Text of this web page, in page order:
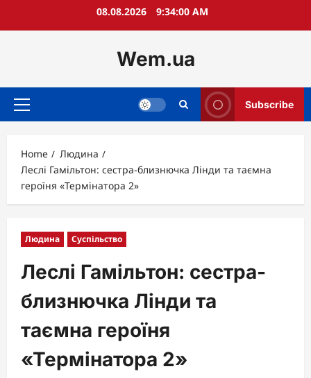
08.08.2026 9:34:01 AM
Wem.ua
Primary
Subscribe
Home
Людина
Леслі Гамільтон: сестра-близнючка Лінди та таємна
героїня «Термінатора 2»
Людина Суспільство
Леслі Гамільтон: сестра-
близнючка Лінди та
таємна героїня
«Термінатора 2»